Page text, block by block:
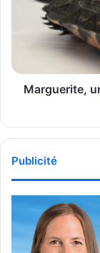
soignée
a
étéMarguerite,
Publicité